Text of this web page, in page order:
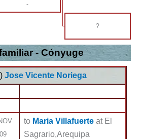
-
?
- Cónyuge
) Jose Vicente Noriega
to Maria Villafuerte at El
Sagrario,Arequipa